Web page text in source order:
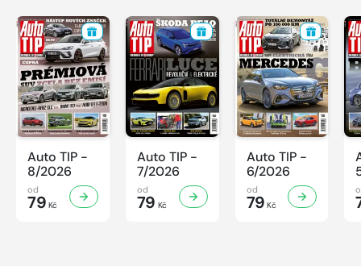
Auto TIP -
8/2026
od
79 Kč
Auto TIP -
7/2026
od
79 Kč
Auto TIP -
6/2026
od
79 Kč